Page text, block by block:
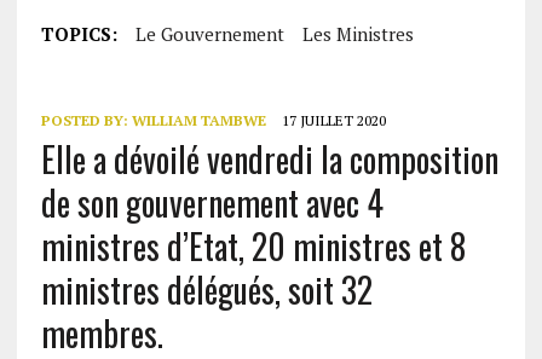
TOPICS: Le Gouvernement Les Ministres
POSTED BY: WILLIAM TAMBWE 17 JUILLET 2020
Elle a dévoilé vendredi la composition
de son gouvernement avec 4
ministres d’Etat, 20 ministres et 8
ministres délégués, soit 32
membres.